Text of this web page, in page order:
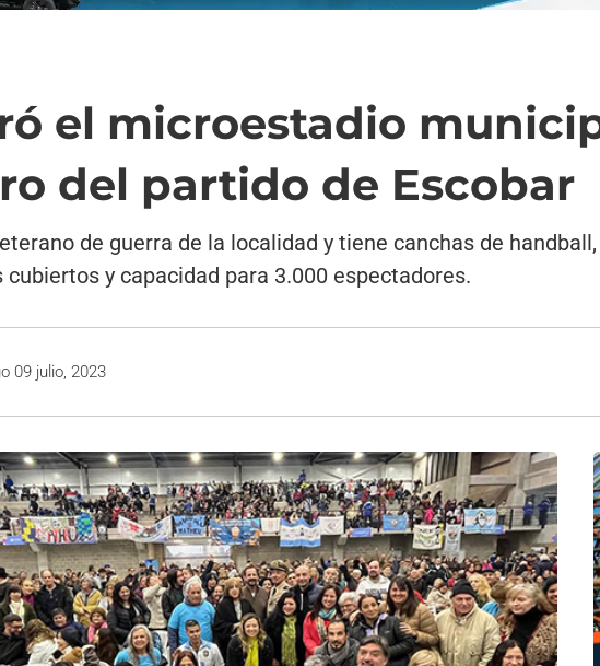
el microestadio
del partido de Escobar
de guerra de la localidad y tiene canchas de
y capacidad para 3.000 espectadores.
09 julio, 2023